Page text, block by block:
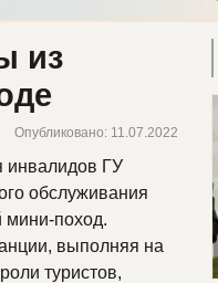
из
Опубликовано: 11.07.2022
инвалидов ГУ
обслуживания
мини-поход.
выполняя на
туристов,